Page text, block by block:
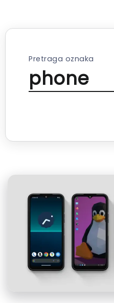
Pretraga oznaka
phone